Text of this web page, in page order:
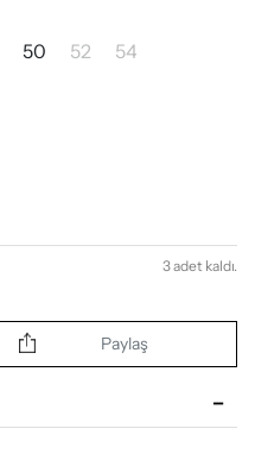
50 52 54
3 adet kaldı.
Paylaş